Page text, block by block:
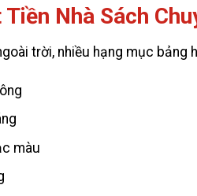
Nhà Sách
trời, nhiều hạng mục bảng
màu